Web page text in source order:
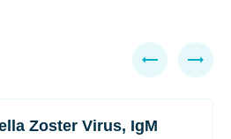
Zoster Virus, IgM